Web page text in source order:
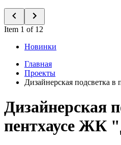
Item 1 of 12
Новинки
Главная
Проекты
Дизайнерская подсветка
Дизайнерская
пентхаусе ЖК